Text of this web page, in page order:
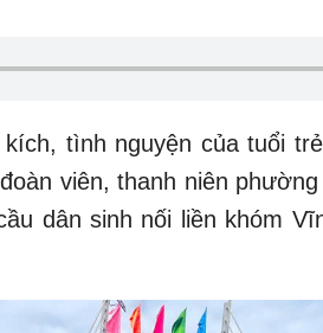
tình nguyện của tuổi
viên, thanh niên
dân sinh nối liền khóm